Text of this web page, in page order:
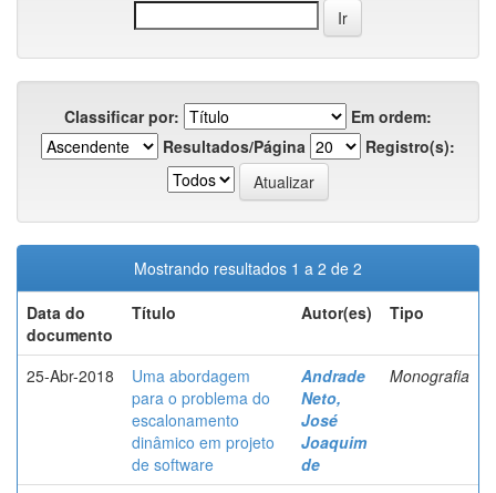
Classificar por:
Em ordem:
Resultados/Página
Registro(s):
Mostrando resultados 1 a 2 de 2
Data do
documento
Título Autor(es) Tipo
25-Abr-2018
Uma abordagem
para o problema do
escalonamento
dinâmico em projeto
de software
Andrade
Neto,
José
Joaquim
de
Monografia